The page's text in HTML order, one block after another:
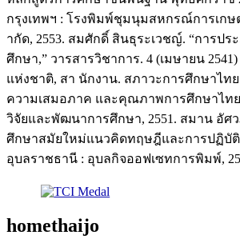
กรุงเทพฯ : โรงพิมพ์ชุมนุมสหกรณ์การเกษ
ากัด, 2553. สมศักดิ์ สินธุระเวชญ์. “การป
ศึกษา,” วารสารวิชาการ. 4 (เมษายน
แห่งชาติ, สา นักงาน. สภาวะการศึกษาไทย
ความเสมอภาค และคุณภาพการศึกษาไทย
วิจัยและพัฒนาการศึกษา, 2551. สมาน อัศ
ศึกษาสมัยใหม่แนวคิดทฤษฎีและการปฏิบั
อุบลราชธานี : อุบลกิจออฟเซทการพิมพ์,
homethaijo